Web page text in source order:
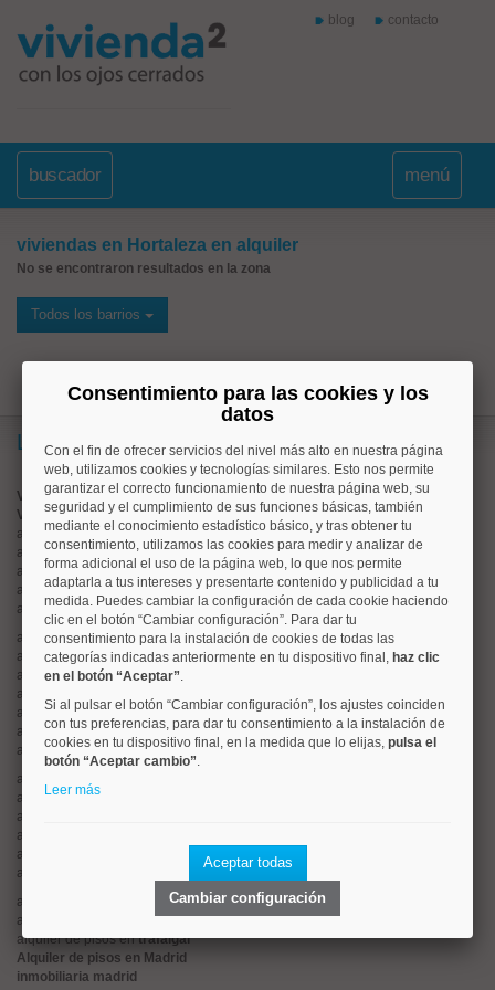
blog contacto
buscador menú
viviendas en Hortaleza en alquiler
No se encontraron resultados en la zona
Todos los barrios
Lo más buscado
Valorar vivienda online
Vender piso
alquiler de pisos encentro
alquiler de pisos enchamartín
alquiler de pisos en chamberí
alquiler de pisos enciudad lineal
alquiler de pisos enmoncloa
alquiler de pisos en salamanca
alquiler de pisos entetuán
alquiler de pisos enrios rosas
alquiler de pisos en
alquiler de pisos encuatro caminos
alquiler de pisos enel viso
alquiler de pisos enretiro
alquiler de pisos en
alquiler de pisos en
alquiler de pisos en
alquiler de pisos en
alquiler de pisos en
alquiler de pisos en
alquiler de pisos en
malasaña
alquiler de pisos en
estrella
alquiler de pisos entrafalgar
Alquiler de pisos en Madrid
inmobiliaria madrid
Consentimiento para las cookies y los
datos
Con el fin de ofrecer servicios del nivel más alto en nuestra página
web, utilizamos cookies y tecnologías similares. Esto nos permite
garantizar el correcto funcionamiento de nuestra página web, su
seguridad y el cumplimiento de sus funciones básicas, también
mediante el conocimiento estadístico básico, y tras obtener tu
consentimiento, utilizamos las cookies para medir y analizar de
forma adicional el uso de la página web, lo que nos permite
adaptarla a tus intereses y presentarte contenido y publicidad a tu
medida. Puedes cambiar la configuración de cada cookie haciendo
clic en el botón “Cambiar configuración”. Para dar tu
consentimiento para la instalación de cookies de todas las
categorías indicadas anteriormente en tu dispositivo final, haz clic
en el botón “Aceptar”.
Si al pulsar el botón “Cambiar configuración”, los ajustes coinciden
con tus preferencias, para dar tu consentimiento a la instalación de
cookies en tu dispositivo final, en la medida que lo elijas, pulsa el
botón “Aceptar cambio”.
Leer más
Aceptar todas
Cambiar configuración